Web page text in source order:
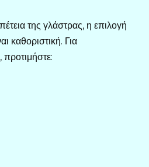
της γλάστρας, η επιλογή
καθοριστική. Για